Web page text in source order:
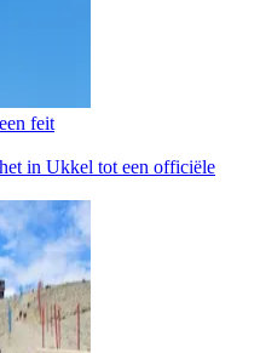
feit
in Ukkel tot een officiële